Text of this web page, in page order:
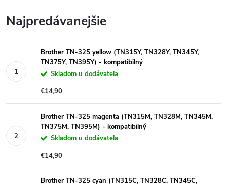
Najpredávanejšie
Brother TN-325 yellow (TN315Y, TN328Y, TN345Y,
TN375Y, TN395Y) - kompatibilný
Skladom u dodávateľa
€14,90
Brother TN-325 magenta (TN315M, TN328M, TN345M,
TN375M, TN395M) - kompatibilný
Skladom u dodávateľa
€14,90
Brother TN-325 cyan (TN315C, TN328C, TN345C,